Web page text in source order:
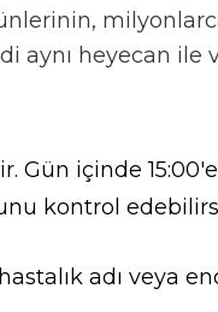
aynı heyecan
içinde
kontrol
adı veya